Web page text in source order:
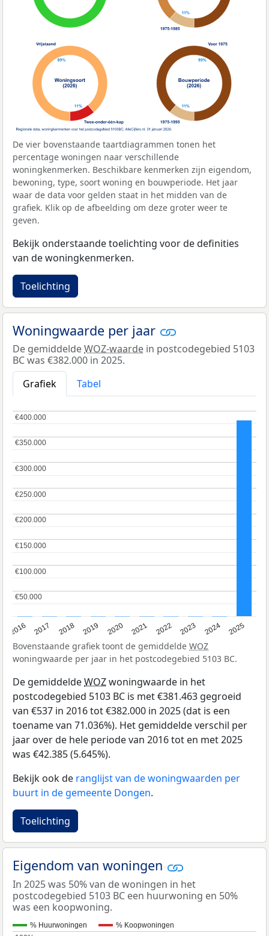
De vier bovenstaande taartdiagrammen tonen het
percentage woningen naar verschillende
woningkenmerken. Beschikbare kenmerken zijn eigendom,
bewoning, type, soort woning en bouwperiode. Het jaar
waar de data voor gelden staat in het midden van de
grafiek. Klik op de afbeelding om deze groter weer te
geven.
Bekijk onderstaande toelichting voor de definities
van de woningkenmerken.
Toelichting
Woningwaarde per jaar
De gemiddeldeWOZ-waarde in postcodegebied 5103
BC was €382.000 in 2025.
Grafiek
Tabel
2016 2017 2018 2019 2020 2021 2022 2023 2024 2025
€50.000
€50.000
€100.000
€100.000
€150.000
€150.000
€200.000
€200.000
€250.000
€250.000
€300.000
€300.000
€350.000
€350.000
€400.000
€400.000
Bovenstaande grafiek toont de gemiddelde WOZ
woningwaarde per jaar in het postcodegebied 5103 BC.
De gemiddeldeWOZwoningwaarde in het
postcodegebied 5103 BC is met €381.463 gegroeid
van €537 in 2016 tot €382.000 in 2025 (dat is een
toename van 71.036%). Het gemiddelde verschil per
jaar over de hele periode van 2016 tot en met 2025
was €42.385 (5.645%).
Bekijk ook de ranglijst van de woningwaarden per
buurt in de gemeente Dongen.
Toelichting
Eigendom van woningen
In 2025 was 50% van de woningen in het
postcodegebied 5103 BC een huurwoning en 50%
was een koopwoning.
% Huurwoningen
% Koopwoningen